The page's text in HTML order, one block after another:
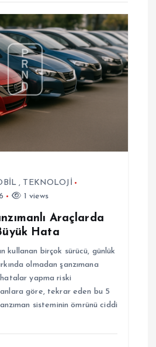
, TEKNOLOJİ
1 views
Araçlarda
Hata
kullanan birçok sürücü, günlük
olmadan şanzımana
yapma riski
göre, tekrar eden bu 5
sisteminin ömrünü ciddi